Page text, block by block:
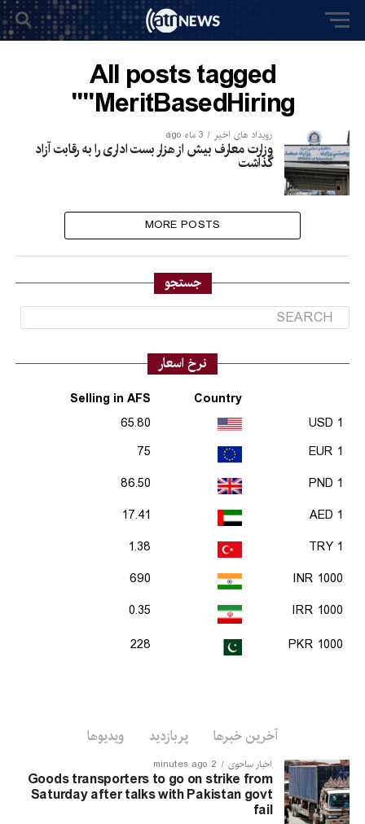
All posts tagged
"MeritBasedHiring"
رویداد های اخیر 3 ماه ago
وزارت معارف بیش از هزار بست اداری را به رقابت آزاد
گذاشت
MORE POSTS
جستجو
نرخ اسعار
Country
Selling in AFS
1 USD
65.80
1 EUR
75
1 PND
86.50
1 AED
17.41
1 TRY
1.38
1000 INR
690
1000 IRR
0.35
1000 PKR
228
آخرین خبرها پربازدید ویدیوها
اخبار ساحوی 2 minutes ago
Goods transporters to go on strike from
Saturday after talks with Pakistan govt
fail